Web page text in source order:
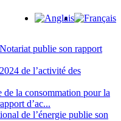
publie son rapport
de l’activité des
de la consommation pour la
d’ac...
de l’énergie publie son